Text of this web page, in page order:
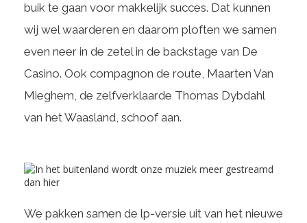
buik te gaan voor makkelijk succes. Dat kunnen
wij wel waarderen en daarom ploften we samen
even neer in de zetel in de backstage van De
Casino. Ook compagnon de route, Maarten Van
Mieghem, de zelfverklaarde Thomas Dybdahl
van het Waasland, schoof aan.
We pakken samen de lp-versie uit van het nieuwe